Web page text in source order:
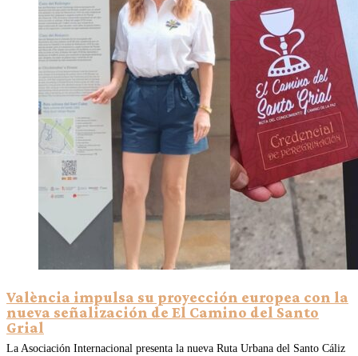
València impulsa su proyección europea con la
nueva señalización de El Camino del Santo
Grial
La Asociación Internacional presenta la nueva Ruta Urbana del Santo Cáliz